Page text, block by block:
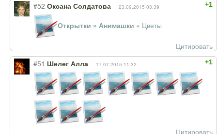
+1
#52 Оксана Солдатова 23.09.2015 03:39
Открытки » Анимашки » Цветы
Цитировать
+1
#51 Шелег Алла 17.07.2015 11:32
Цитировать